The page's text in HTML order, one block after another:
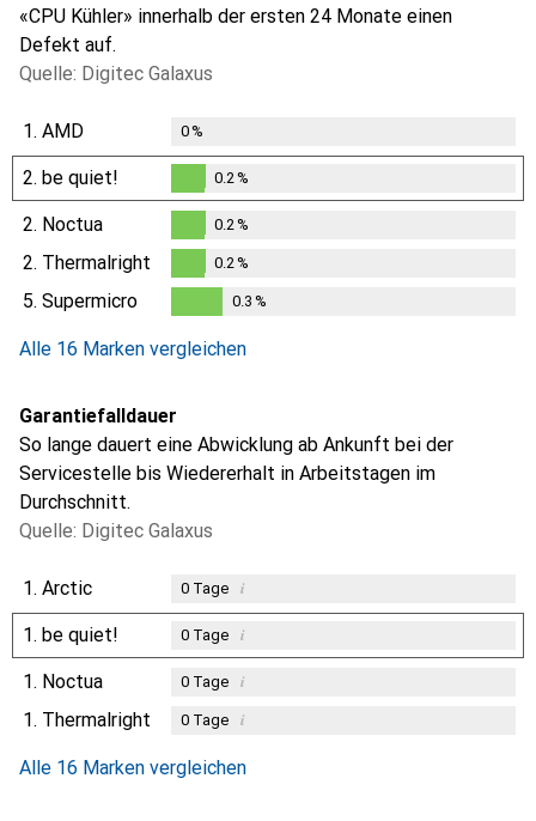
«CPU Kühler» innerhalb der ersten 24 Monate einen
Defekt auf.
Quelle: Digitec Galaxus
1. AMD 0%
2. be quiet!
0.2%
0.2 %
2. Noctua
0.2%
0.2 %
2. Thermalright
0.2%
0.2 %
5. Supermicro 0.3 %
Alle 16 Marken vergleichen
Garantiefalldauer
So lange dauert eine Abwicklung ab Ankunft bei der
Servicestelle bis Wiedererhalt in Arbeitstagen im
Durchschnitt.
Quelle: Digitec Galaxus
1. Arctic 0Tage i
1. be quiet! 0Tage i
1. Noctua 0Tage i
1. Thermalright 0Tage i
Alle 16 Marken vergleichen